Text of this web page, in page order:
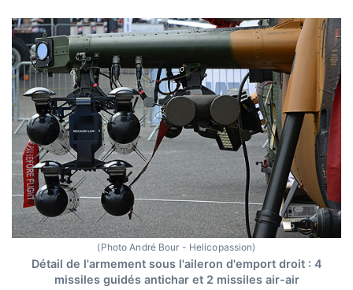
(Photo André Bour - Helicopassion)
Détail de l'armement sous l'aileron d'emport droit : 4
missiles guidés antichar et 2 missiles air-air